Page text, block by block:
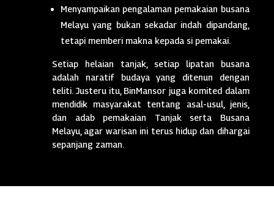
Menyampaikan pengalaman pemakaian busana
Melayu yang bukan sekadar indah dipandang,
tetapi memberi makna kepada si pemakai.
Setiap helaian tanjak, setiap lipatan busana
adalah naratif budaya yang ditenun dengan
teliti. Justeru itu, BinMansor juga komited dalam
mendidik masyarakat tentang asal-usul, jenis,
dan adab pemakaian Tanjak serta Busana
Melayu, agar warisan ini terus hidup dan dihargai
sepanjang zaman.